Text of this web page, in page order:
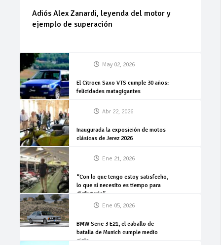
Adiós Alex Zanardi, leyenda del motor y
ejemplo de superación
May 02, 2026
El Citroen Saxo VTS cumple 30 años:
felicidades matagigantes
Abr 22, 2026
Inaugurada la exposición de motos
clásicas de Jerez 2026
Ene 21, 2026
“Con lo que tengo estoy satisfecho,
lo que sí necesito es tiempo para
disfrutarlo”
Ene 05, 2026
BMW Serie 3 E21, el caballo de
batalla de Munich cumple medio
siglo